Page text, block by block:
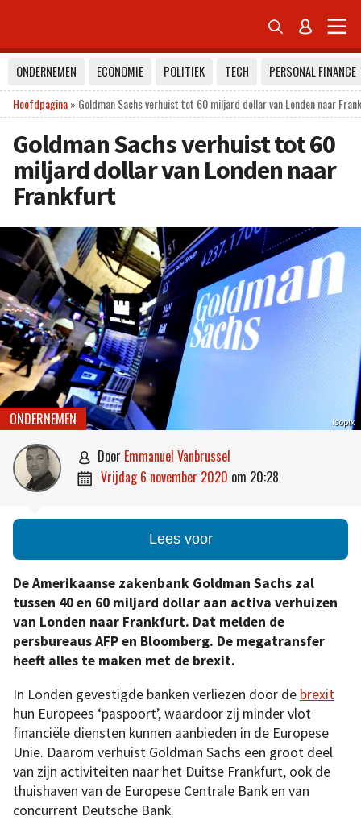
 
ONDERNEMEN ECONOMIE POLITIEK TECH
PERSONAL FINANCE
Hoofdpagina» Goldman Sachs verhuist tot 60 miljard dollar van Londen naar
Goldman Sachs verhuist tot 60
miljard dollar van Londen naar
Frankfurt
Isopix
ONDERNEMEN
 door Emmanuel Vanbrussel
 vrijdag 6 november 2020 om 20:28
Lees voor
De Amerikaanse zakenbank Goldman Sachs zal
tussen 40 en 60 miljard dollar aan activa verhuizen
van Londen naar Frankfurt. Dat melden de
persbureaus AFP en Bloomberg. De megatransfer
heeft alles te maken met de brexit.
In Londen gevestigde banken verliezen door de brexit
hun Europees ‘paspoort’, waardoor zij minder vlot
financiële diensten kunnen aanbieden in de Europese
Unie. Daarom verhuist Goldman Sachs een groot deel
van zijn activiteiten naar het Duitse Frankfurt, ook de
thuishaven van de Europese Centrale Bank en van
concurrent Deutsche Bank.